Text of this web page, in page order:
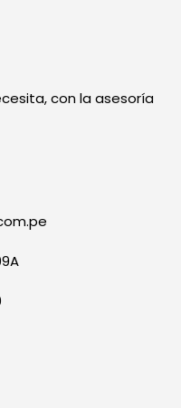
con la asesoría